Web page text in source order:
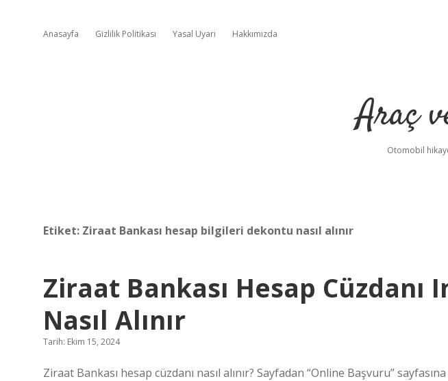
Anasayfa Gizlilik Politikası Yasal Uyarı Hakkımızda
Araç
Otomobil
Etiket: Ziraat Bankası hesap bilgileri dekontu nasıl alınır
Ziraat Bankası Hesap
Nasıl Alınır
Tarih: Ekim 15, 2024
Ziraat Bankası hesap cüzdanı nasıl alınır? Sayfadan “Online Başvuru”